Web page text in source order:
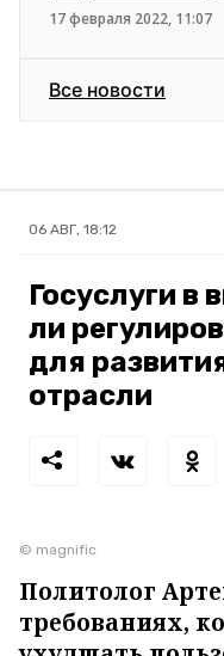
17 февраля 2022, 11:07
Все новости
06 АВГ, 18:12
Госуслуги в
ли
для
отрасли
© magnific
Политолог
требованиях,